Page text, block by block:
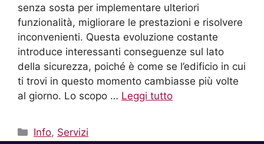
senza sosta per implementare ulteriori
funzionalità, migliorare le prestazioni e risolvere
inconvenienti. Questa evoluzione costante
introduce interessanti conseguenze sul lato
della sicurezza, poiché è come se l’edificio in cui
ti trovi in questo momento cambiasse più volte
al giorno. Lo scopo … Leggi tutto
Info, Servizi